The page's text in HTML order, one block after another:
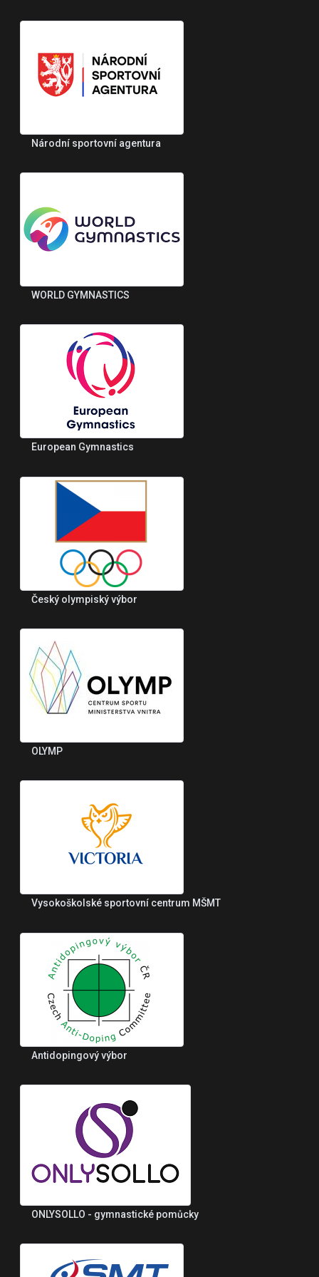
Národní sportovní agentura
WORLD GYMNASTICS
European Gymnastics
Český olympiský výbor
OLYMP
Vysokoškolské sportovní centrum MŠMT
Antidopingový výbor
ONLYSOLLO - gymnastické pomůcky